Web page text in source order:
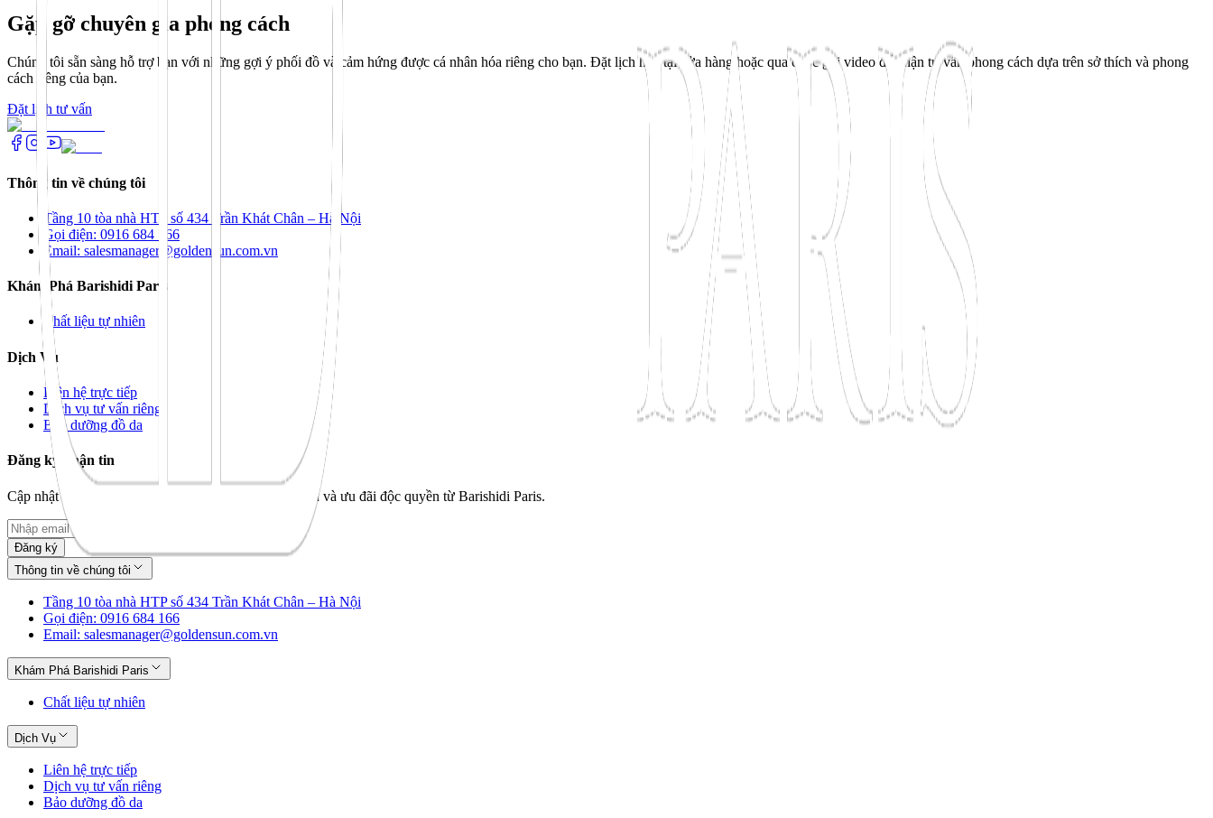
Gặp gỡ chuyên gia phong cách
Chúng tôi sẵn sàng hỗ trợ bạn với những gợi ý phối đồ và cảm hứng được cá nhân hóa riêng cho bạn. Đặt lịch hẹn tại cửa hàng hoặc qua cuộc gọi video để nhận tư vấn phong cách dựa trên sở thích và phong
cách riêng của bạn.
Đặt lịch tư vấn
Thông tin về chúng tôi
Tầng 10 tòa nhà HTP số 434 Trần Khát Chân – Hà Nội
Gọi điện: 0916 684 166
Email: salesmanager@goldensun.com.vn
Khám Phá Barishidi Paris
Chất liệu tự nhiên
Dịch Vụ
Liên hệ trực tiếp
Dịch vụ tư vấn riêng
Bảo dưỡng đồ da
Đăng ký nhận tin
Cập nhật bộ sưu tập mới nhất, câu chuyện thương hiệu và ưu đãi độc quyền từ Barishidi Paris.
Đăng ký
Thông tin về chúng tôi
Tầng 10 tòa nhà HTP số 434 Trần Khát Chân – Hà Nội
Gọi điện: 0916 684 166
Email: salesmanager@goldensun.com.vn
Khám Phá Barishidi Paris
Chất liệu tự nhiên
Dịch Vụ
Liên hệ trực tiếp
Dịch vụ tư vấn riêng
Bảo dưỡng đồ da